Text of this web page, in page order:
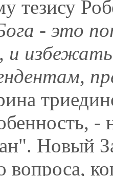
тезису
- это
и
-
Новый
вопроса,